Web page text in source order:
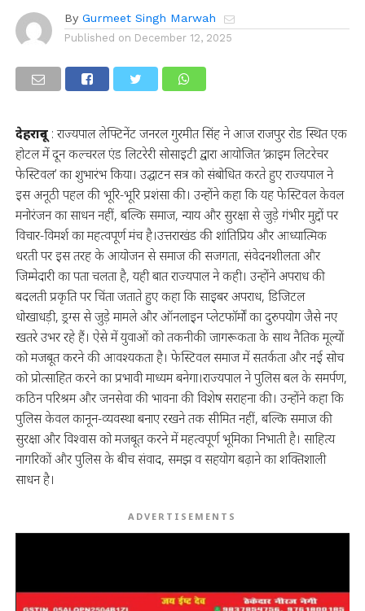
By Gurmeet Singh Marwah
Published on December 12, 2025
देहरादून: राज्यपाल लेफ्टिनेंट जनरल गुरमीत सिंह ने आज राजपुर रोड स्थित एक
होटल में दून कल्चरल एंड लिटरेरी सोसाइटी द्वारा आयोजित ‘क्राइम लिटरेचर
फेस्टिवल’ का शुभारंभ किया। उद्घाटन सत्र को संबोधित करते हुए राज्यपाल ने
इस अनूठी पहल की भूरि-भूरि प्रशंसा की। उन्होंने कहा कि यह फेस्टिवल केवल
मनोरंजन का साधन नहीं, बल्कि समाज, न्याय और सुरक्षा से जुड़े गंभीर मुद्दों पर
विचार-विमर्श का महत्वपूर्ण मंच है।उत्तराखंड की शांतिप्रिय और आध्यात्मिक
धरती पर इस तरह के आयोजन से समाज की सजगता, संवेदनशीलता और
जिम्मेदारी का पता चलता है, यही बात राज्यपाल ने कही। उन्होंने अपराध की
बदलती प्रकृति पर चिंता जताते हुए कहा कि साइबर अपराध, डिजिटल
धोखाधड़ी, ड्रग्स से जुड़े मामले और ऑनलाइन प्लेटफॉर्मों का दुरुपयोग जैसे नए
खतरे उभर रहे हैं। ऐसे में युवाओं को तकनीकी जागरूकता के साथ नैतिक मूल्यों
को मजबूत करने की आवश्यकता है। फेस्टिवल समाज में सतर्कता और नई सोच
को प्रोत्साहित करने का प्रभावी माध्यम बनेगा।राज्यपाल ने पुलिस बल के समर्पण,
कठिन परिश्रम और जनसेवा की भावना की विशेष सराहना की। उन्होंने कहा कि
पुलिस केवल कानून-व्यवस्था बनाए रखने तक सीमित नहीं, बल्कि समाज की
सुरक्षा और विश्वास को मजबूत करने में महत्वपूर्ण भूमिका निभाती है। साहित्य
नागरिकों और पुलिस के बीच संवाद, समझ व सहयोग बढ़ाने का शक्तिशाली
साधन है।
ADVERTISEMENTS